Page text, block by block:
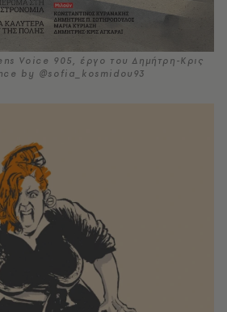
Voice 905, έργο του Δημήτρη-Κρις
by @sofia_kosmidou93